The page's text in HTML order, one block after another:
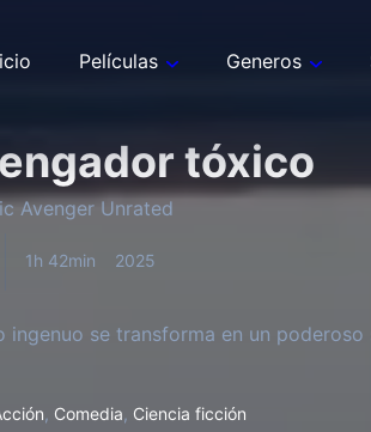
Películas Generos
tóxico
Avenger Unrated
1h 42min 2025
ingenuo se transforma en un
, Comedia, Ciencia ficción